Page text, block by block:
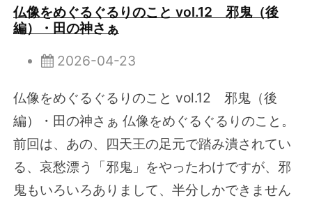
仏像をめぐるぐるりのこと vol.12 邪鬼（後
編）・田の神さぁ
2026-04-23
仏像をめぐるぐるりのこと vol.12 邪鬼（後
編）・田の神さぁ 仏像をめぐるぐるりのこと。
前回は、あの、四天王の足元で踏み潰されてい
る、哀愁漂う「邪鬼」をやったわけですが、邪
鬼もいろいろありまして、半分しかできません